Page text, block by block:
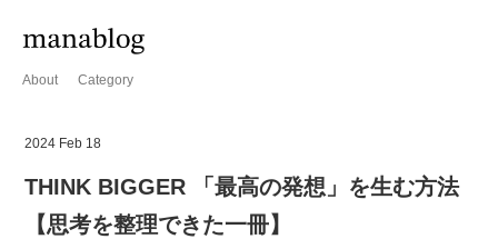
About Category
2024 Feb 18
THINK BIGGER 「最高の発想」を生む方法
【思考を整理できた一冊】